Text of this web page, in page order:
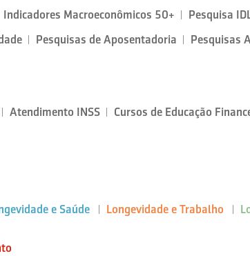
Indicadores Macroeconômicos 50+
Pesquisa
Pesquisas de Aposentadoria Pesquisas
Atendimento INSS Cursos de Educação
e Saúde Longevidade e Trabalho